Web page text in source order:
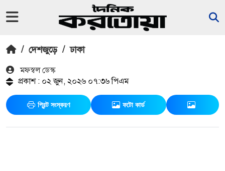
/ দেশজুড়ে / ঢাকা
মফস্বল ডেস্ক
প্রকাশ : ০২ জুন, ২০২৬ ০৭:৩৬ পিএম
প্রিন্ট সংস্করণ ফটো কার্ড